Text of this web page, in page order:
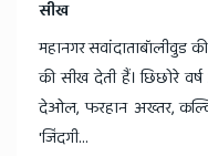
सीख
महानगर
की सीख देती हैं। छिछोरे
देओल, फरहान अख्तर,
'जिंदगी...